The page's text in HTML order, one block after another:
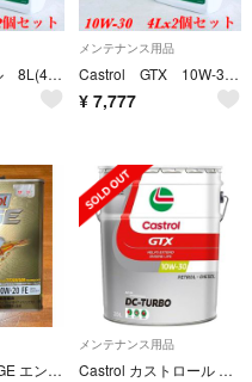
エンジンオイル 8L(4Lx2) Castrol GTX 10W-30 新品
メンテナンス用品
Castrol GTX 10W-30 8L(4Lx2) エンジンオイル 新品
¥ 7,777
CASTROL EDGE エンジンオイル
メンテナンス用品
Castrol カストロール GTX DC-TURBO 10Ｗ-30 20L